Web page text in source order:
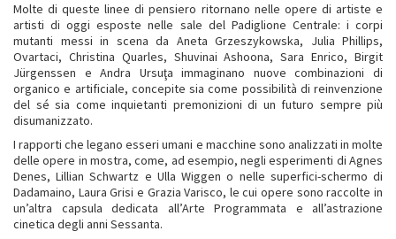
Molte di queste linee di pensiero ritornano nelle opere di artiste e
artisti di oggi esposte nelle sale del Padiglione Centrale: i corpi
mutanti messi in scena da Aneta Grzeszykowska, Julia Phillips,
Ovartaci, Christina Quarles, Shuvinai Ashoona, Sara Enrico, Birgit
Jürgenssen e Andra Ursuţa immaginano nuove combinazioni di
organico e artificiale, concepite sia come possibilità di reinvenzione
del sé sia come inquietanti premonizioni di un futuro sempre più
disumanizzato.
I rapporti che legano esseri umani e macchine sono analizzati in molte
delle opere in mostra, come, ad esempio, negli esperimenti di Agnes
Denes, Lillian Schwartz e Ulla Wiggen o nelle superfici-schermo di
Dadamaino, Laura Grisi e Grazia Varisco, le cui opere sono raccolte in
un’altra capsula dedicata all’Arte Programmata e all’astrazione
cinetica degli anni Sessanta.